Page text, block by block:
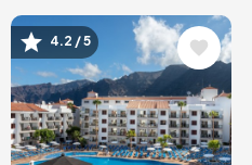
Imagem
4.2 / 5